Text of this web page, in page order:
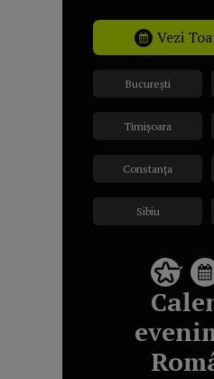
Vezi
București
Timișoara
Constanța
Sibiu